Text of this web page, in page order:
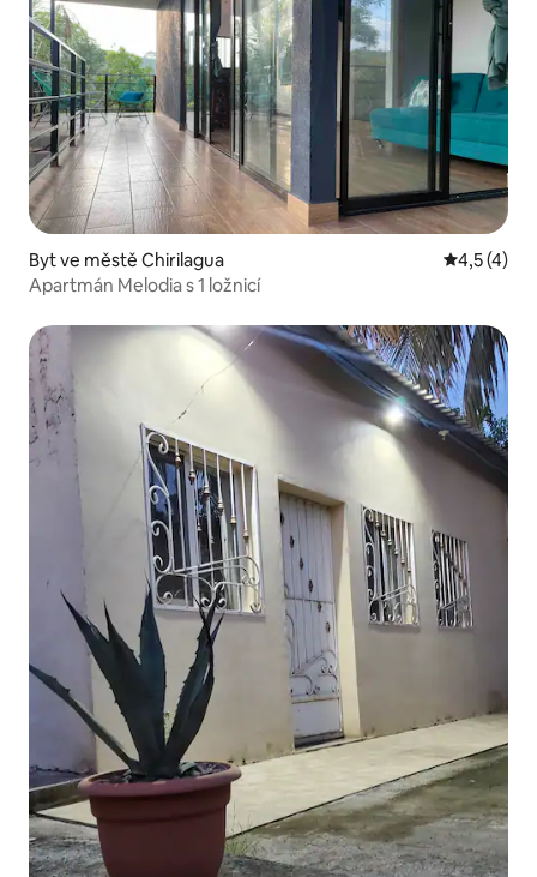
Byt ve městě Chirilagua Průměrné
4,5 (4)
Apartmán Melodia s 1 ložnicí